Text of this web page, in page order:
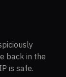
back in the
is safe.